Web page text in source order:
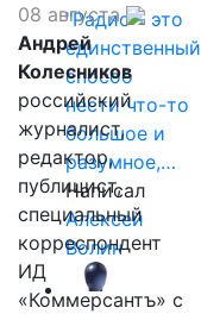
"Радио - это
единственный
способ
нести что-то
большое и
разумное,…
Написал
Алексей
Волин
08 августа
Андрей
Колесников
российский
журналист,
редактор,
публицист,
специальный
корреспондент
ИД
«Коммерсантъ» с